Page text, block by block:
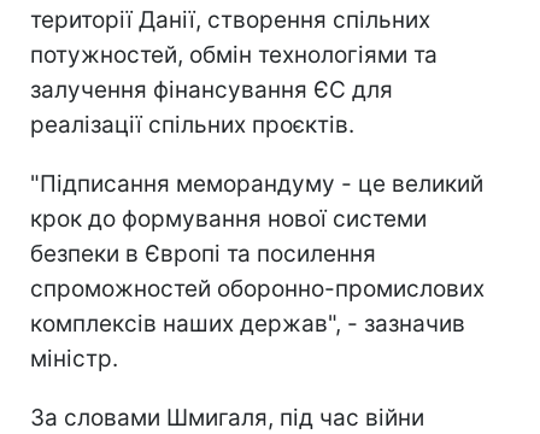
території Данії, створення спільних
потужностей, обмін технологіями та
залучення фінансування ЄС для
реалізації спільних проєктів.
"Підписання меморандуму - це великий
крок до формування нової системи
безпеки в Європі та посилення
спроможностей оборонно-промислових
комплексів наших держав", - зазначив
міністр.
За словами Шмигаля, під час війни